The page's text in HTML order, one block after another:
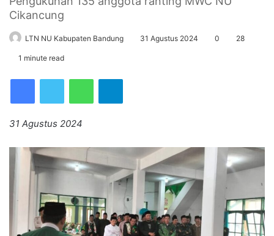
Cikancung
LTN NU Kabupaten Bandung 31 Agustus 2024 0 28
1 minute read
31 Agustus 2024